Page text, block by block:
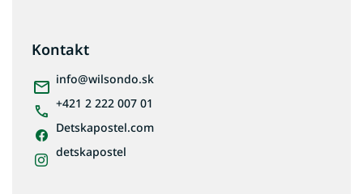
Kontakt
info@wilsondo.sk
+421 2 222 007 01
Detskapostel.com
detskapostel